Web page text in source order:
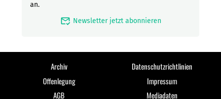
an.
mark_email_read Newsletter jetzt abonnieren
Archiv
Datenschutzrichtlinien
Offenlegung
Impressum
AGB
Mediadaten